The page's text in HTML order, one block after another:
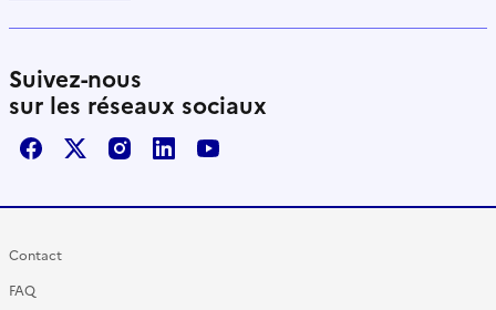
Suivez-nous
sur les réseaux sociaux
FacebookX / TwitterInstagram
LinkedInYoutube
Contact
FAQ